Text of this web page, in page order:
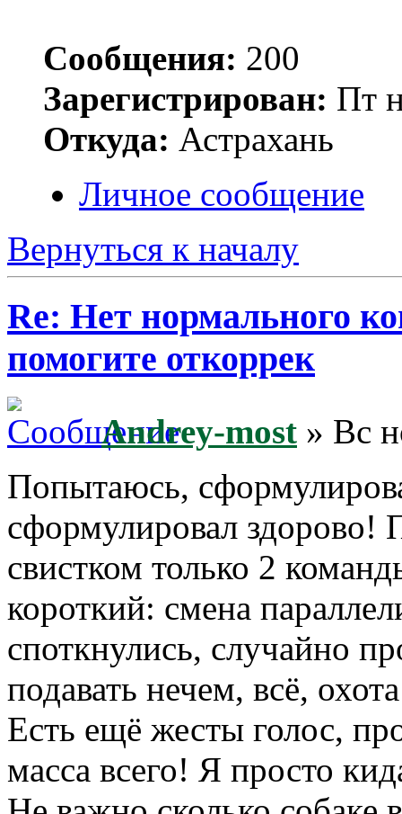
Сообщения: 200
Зарегистрирован: Пт
Откуда: Астрахань
Личное сообщение
Вернуться к началу
Re: Нет нормального
помогите откоррек
Andrey-most » Вс
Попытаюсь,
сформулировал здорово!
свистком только 2
короткий: смена
споткнулись, случайно
подавать нечем, всё,
Есть ещё жесты голос,
масса всего! Я просто